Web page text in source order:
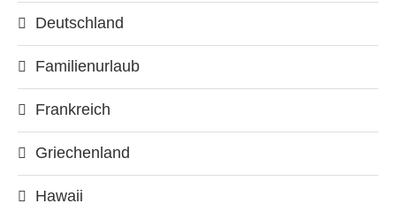
Deutschland
Familienurlaub
Frankreich
Griechenland
Hawaii